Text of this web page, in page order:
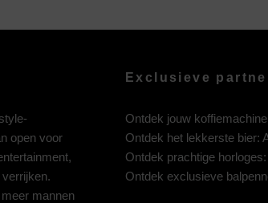
open voor
mannen
Exclusieve
Ontdek jouw
Ontdek het lekkerste bier:
Ontdek prachtige horloges:
Ontdek exclusieve